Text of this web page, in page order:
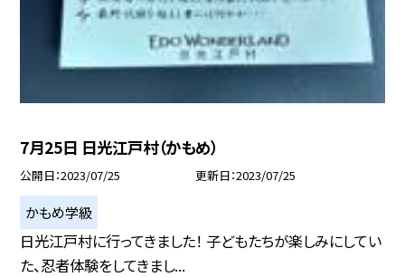
7月25日 日光江戸村（かもめ）
公開日 2023/07/25 更新日 2023/07/25
かもめ学級
日光江戸村に行ってきました！ 子どもたちが楽しみにしてい
た、忍者体験をしてきまし...